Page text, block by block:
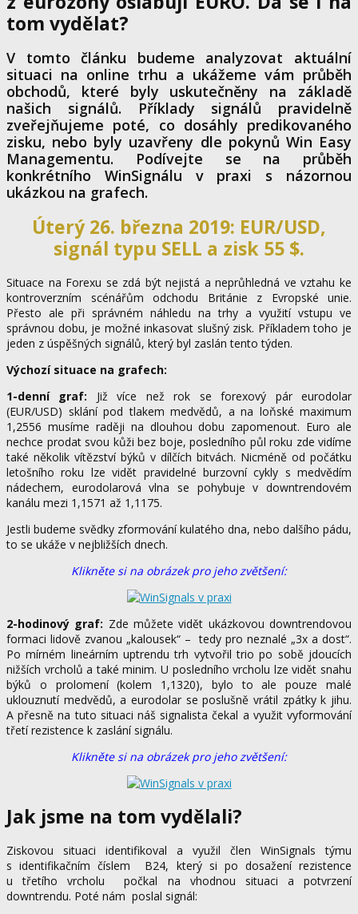
tom vydělat?
V tomto článku budeme analyzovat aktuální
situaci na online trhu a ukážeme vám průběh
obchodů, které byly uskutečněny na základě
našich signálů. Příklady signálů pravidelně
zveřejňujeme poté, co dosáhly predikovaného
zisku, nebo byly uzavřeny dle pokynů Win Easy
Managementu. Podívejte se na průběh
konkrétního WinSignálu v praxi s názornou
ukázkou na grafech.
Úterý 26. března 2019: EUR/USD,
signál typu SELL a zisk 55 $.
Situace na Forexu se zdá být nejistá a neprůhledná ve vztahu ke
kontroverzním scénářům odchodu Británie z Evropské unie.
Přesto ale při správném náhledu na trhy a využití vstupu ve
správnou dobu, je možné inkasovat slušný zisk. Příkladem toho je
jeden z úspěšných signálů, který byl zaslán tento týden.
Výchozí situace na grafech:
1-denní graf: Již více než rok se forexový pár eurodolar
(EUR/USD) sklání pod tlakem medvědů, a na loňské maximum
1,2556 musíme raději na dlouhou dobu zapomenout. Euro ale
nechce prodat svou kůži bez boje, posledního půl roku zde vidíme
také několik vítězství býků v dílčích bitvách. Nicméně od počátku
letošního roku lze vidět pravidelné burzovní cykly s medvědím
nádechem, eurodolarová vlna se pohybuje v downtrendovém
kanálu mezi 1,1571 až 1,1175.
Jestli budeme svědky zformování kulatého dna, nebo dalšího pádu,
to se ukáže v nejbližších dnech.
Klikněte si na obrázek pro jeho zvětšení:
2-hodinový graf: Zde můžete vidět ukázkovou downtrendovou
formaci lidově zvanou „kalousek“ – tedy pro neznalé „3x a dost“.
Po mírném lineárním uptrendu trh vytvořil trio po sobě jdoucích
nižších vrcholůa také minim. U posledního vrcholu lze vidět snahu
býků o prolomení (kolem 1,1320), bylo to ale pouze malé
uklouznutí medvědů, a eurodolar se poslušně vrátil zpátky k jihu.
A přesně na tuto situaci náš signalista čekal a využit vyformování
třetí rezistence k zaslání signálu.
Klikněte si na obrázek pro jeho zvětšení:
Jak jsme na tom vydělali?
Ziskovou situaci identifikoval a využil člen WinSignals týmu
s identifikačním číslem B24, který si po dosažení rezistence
u třetího vrcholu počkal na vhodnou situaci a potvrzení
downtrendu. Poté nám poslal signál: